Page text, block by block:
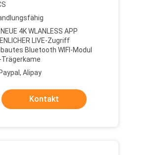
4K WLANLESS APP
LIVE-Zugriff
Bluetooth WIFI-Modul
Alipay
Kontakt